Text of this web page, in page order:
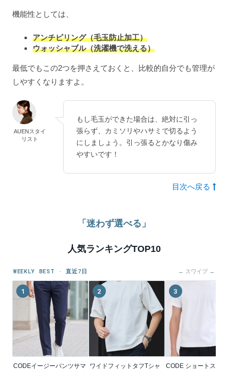
機能性としては、
アンチピリング（毛玉防止加工）
ウォッシャブル（洗濯機で洗える）
最低でもこの2つを押さえておくと、比較的自分でも管理が
しやすくなりますよ。
AUENスタイ
リスト
もし毛玉ができた場合は、絶対に引っ
張らず、カミソリやハサミで切るよう
にしましょう。引っ張るとかなり傷み
やすいです！
目次へ戻る
「迷わず選べる」
人気ランキングTOP10
WEEKLY BEST · 直近7日 ← スワイプ →
1
CODEイージーパンツサマ
2
ワイドフィットタフTシャ
3
CODE ショートスリ